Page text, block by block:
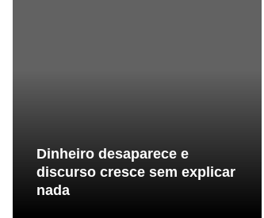
Dinheiro desaparece e
discurso cresce sem explicar
nada